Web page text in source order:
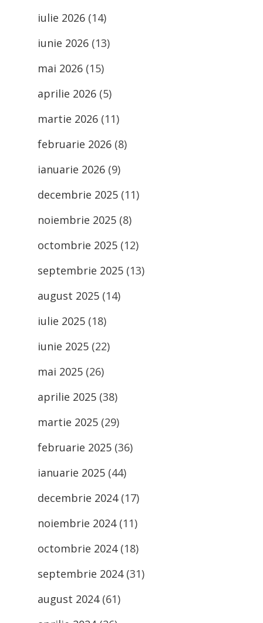
iulie 2026 (14)
iunie 2026 (13)
mai 2026 (15)
aprilie 2026 (5)
martie 2026 (11)
februarie 2026 (8)
ianuarie 2026 (9)
decembrie 2025 (11)
noiembrie 2025 (8)
octombrie 2025 (12)
septembrie 2025 (13)
august 2025 (14)
iulie 2025 (18)
iunie 2025 (22)
mai 2025 (26)
aprilie 2025 (38)
martie 2025 (29)
februarie 2025 (36)
ianuarie 2025 (44)
decembrie 2024(17)
noiembrie 2024(11)
octombrie 2024(18)
septembrie 2024(31)
august 2024(61)